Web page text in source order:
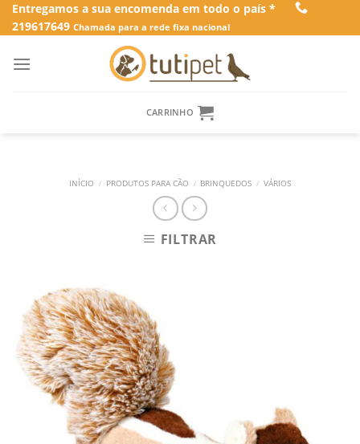
SkipEntregamos a sua encomenda em todo o país *
219617649 Chamada para a rede fixa nacional
CARRINHO
INÍCIO / PRODUTOS PARA CÃO / BRINQUEDOS / VÁRIOS
FILTRAR